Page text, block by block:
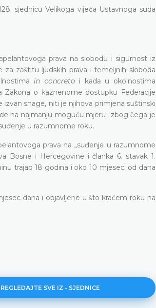
sjednicu Velikoga vijeća Ustavnoga suda
prava na slobodu i sigurnost iz
za zaštitu ljudskih prava i temeljnih sloboda
in concreto i kada u okolnostima
o kaznenome postupku Federacije
snage, niti je njihova primjena suštinski
na najmanju moguću mjeru zbog čega je
u razumnome roku.
prava na „suđenje u razumnome
Bosne i Hercegovine i članka 6. stavak 1.
trajao 18 godina i oko 10 mjeseci od dana
dana i objavljene u što kraćem roku na
SVE IZ - SJEDNICE